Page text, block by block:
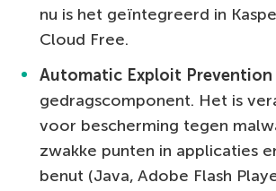
nu is het geïntegreerd in
Cloud Free.
Automatic Exploit Prevention
gedragscomponent. Het is
voor bescherming tegen
zwakke punten in applicaties
benut (Java, Adobe Flash